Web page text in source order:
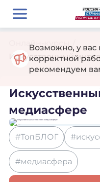
Онлайн-курсы
Искусственный
медиасфере
Информационные
Образование
#ТопБЛОГ
#медиасфера
Возможно, у вас
корректной
рекомендуем